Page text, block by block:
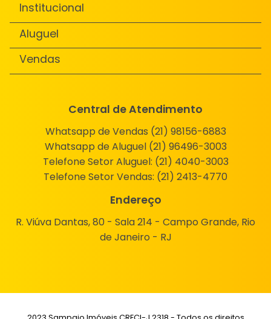
Institucional
Aluguel
Vendas
Central de Atendimento
Whatsapp de Vendas (21) 98156-6883
Whatsapp de Aluguel (21) 96496-3003
Telefone Setor Aluguel: (21) 4040-3003
Telefone Setor Vendas: (21) 2413-4770
Endereço
R. Viúva Dantas, 80 - Sala 214 - Campo Grande, Rio
de Janeiro - RJ